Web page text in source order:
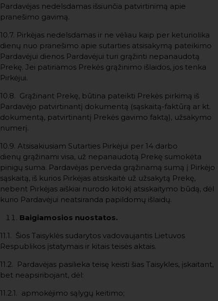
Pardavėjas nedelsdamas išsiunčia patvirtinimą apie
pranešimo gavimą.
10.7. Pirkėjas nedelsdamas ir ne vėliau kaip per keturiolika
dienų nuo pranešimo apie sutarties atsisakymą pateikimo
Pardavėjui dienos Pardavėjui turi grąžinti nepanaudotą
Prekę. Jei patiriamos Prekės grąžinimo išlaidos, jos tenka
Pirkėjui.
10.8. Grąžinant Prekę, būtina pateikti Prekės pirkimą iš
Pardavėjo patvirtinantį dokumentą (sąskaitą-faktūrą ar kt.
dokumentą, patvirtinantį Prekės gavimo faktą), užsakymo
numerį.
10.9. Atsisakiusiam Sutarties Pirkėjui per 14 darbo
dienų grąžinami visa, už nepanaudotą Prekę sumokėta
pinigų suma. Pardavėjas perveda grąžinamą sumą į Pirkėjo
sąskaitą, iš kurios Pirkėjas atsiskaitė už užsakytą Prekę,
nebent Pirkėjas aiškiai nurodo kitokį atsiskaitymo būdą, dėl
kurio Pardavėjui neatsiranda papildomų išlaidų.
Baigiamosios nuostatos.
11.1. Šios Taisyklės sudarytos vadovaujantis Lietuvos
Respublikos įstatymais ir kitais teisės aktais.
11.2. Pardavėjas pasilieka teisę keisti šias Taisykles, įskaitant,
bet neapsiribojant, dėl:
11.2.1. apmokėjimo sąlygų keitimo;